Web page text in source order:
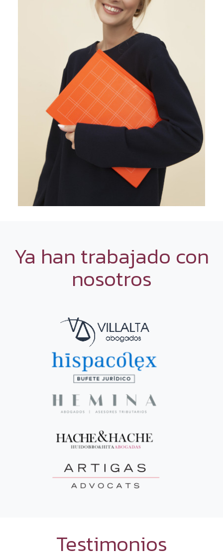
Ya han trabajado con
nosotros
Testimonios